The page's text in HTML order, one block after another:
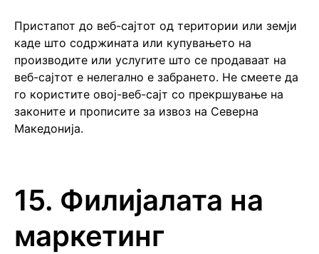
Пристапот до веб-сајтот од територии или земји
каде што содржината или купувањето на
производите или услугите што се продаваат на
веб-сајтот е нелегално е забрането. Не смеете да
го користите овој-веб-сајт со прекршување на
законите и прописите за извоз на Северна
Македонија.
15. Филијалата на
маркетинг